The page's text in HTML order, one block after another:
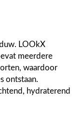
LOOkX
meerdere
waardoor
ontstaan.
hydraterend